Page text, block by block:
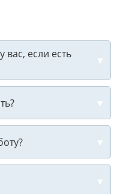
вас, если есть